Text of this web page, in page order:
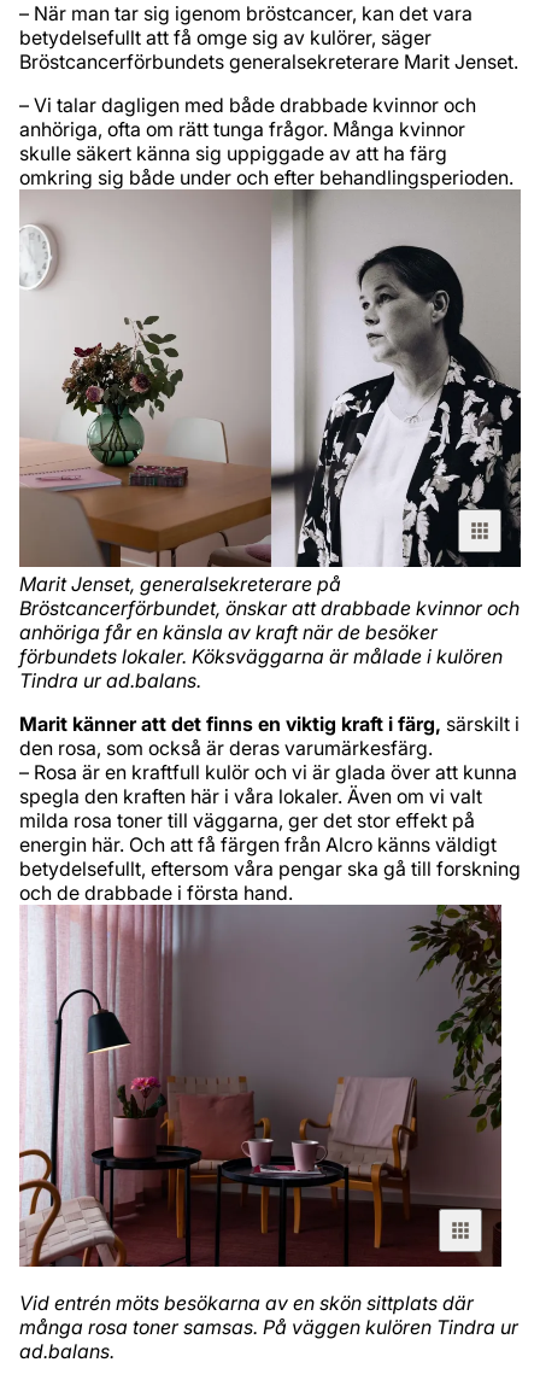
– När man tar sig igenom bröstcancer, kan det vara
betydelsefullt att få omge sig av kulörer, säger
Bröstcancerförbundets generalsekreterare Marit Jenset.
– Vi talar dagligen med både drabbade kvinnor och
anhöriga, ofta om rätt tunga frågor. Många kvinnor
skulle säkert känna sig uppiggade av att ha färg
omkring sig både under och efter behandlingsperioden.
Marit Jenset, generalsekreterare på
Bröstcancerförbundet, önskar att drabbade kvinnor och
anhöriga får en känsla av kraft när de besöker
förbundets lokaler. Köksväggarna är målade i kulören
Tindra ur ad.balans.
Marit känner att det finns en viktig kraft i färg, särskilt i
den rosa, som också är deras varumärkesfärg.
– Rosa är en kraftfull kulör och vi är glada över att kunna
spegla den kraften här i våra lokaler. Även om vi valt
milda rosa toner till väggarna, ger det stor effekt på
energin här. Och att få färgen från Alcro känns väldigt
betydelsefullt, eftersom våra pengar ska gå till forskning
och de drabbade i första hand.
Vid entrén möts besökarna av en skön sittplats där
många rosa toner samsas. På väggen kulören Tindra ur
ad.balans.